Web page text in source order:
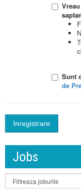
Sunt
de
Jobs